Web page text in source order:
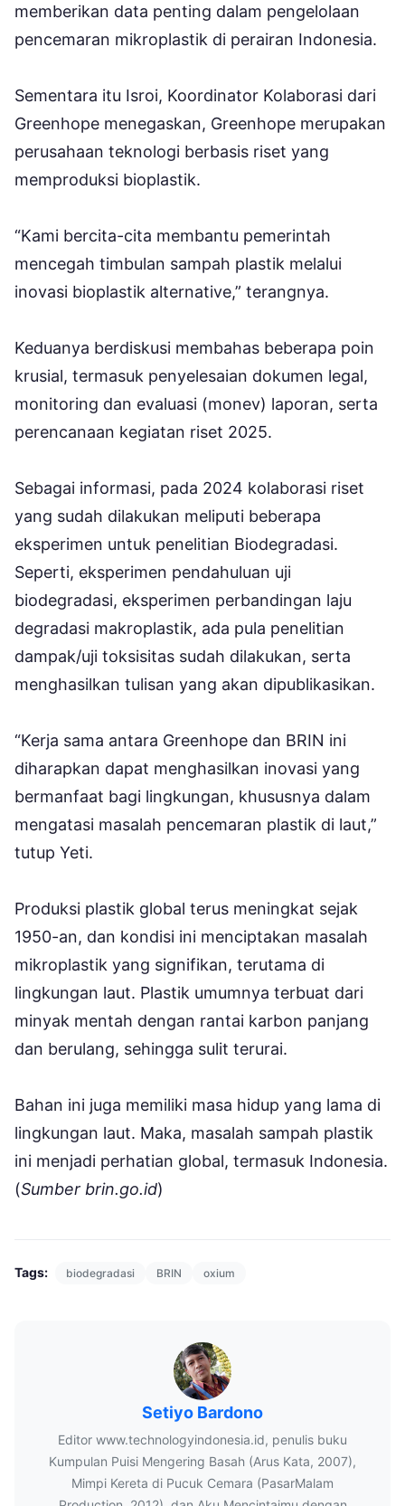
memberikan data penting dalam pengelolaan
pencemaran mikroplastik di perairan Indonesia.
Sementara itu Isroi, Koordinator Kolaborasi dari
Greenhope menegaskan, Greenhope merupakan
perusahaan teknologi berbasis riset yang
memproduksi bioplastik.
“Kami bercita-cita membantu pemerintah
mencegah timbulan sampah plastik melalui
inovasi bioplastik alternative,” terangnya.
Keduanya berdiskusi membahas beberapa poin
krusial, termasuk penyelesaian dokumen legal,
monitoring dan evaluasi (monev) laporan, serta
perencanaan kegiatan riset 2025.
Sebagai informasi, pada 2024 kolaborasi riset
yang sudah dilakukan meliputi beberapa
eksperimen untuk penelitian Biodegradasi.
Seperti, eksperimen pendahuluan uji
biodegradasi, eksperimen perbandingan laju
degradasi makroplastik, ada pula penelitian
dampak/uji toksisitas sudah dilakukan, serta
menghasilkan tulisan yang akan dipublikasikan.
“Kerja sama antara Greenhope dan BRIN ini
diharapkan dapat menghasilkan inovasi yang
bermanfaat bagi lingkungan, khususnya dalam
mengatasi masalah pencemaran plastik di laut,”
tutup Yeti.
Produksi plastik global terus meningkat sejak
1950-an, dan kondisi ini menciptakan masalah
mikroplastik yang signifikan, terutama di
lingkungan laut. Plastik umumnya terbuat dari
minyak mentah dengan rantai karbon panjang
dan berulang, sehingga sulit terurai.
Bahan ini juga memiliki masa hidup yang lama di
lingkungan laut. Maka, masalah sampah plastik
ini menjadi perhatian global, termasuk Indonesia.
(Sumber brin.go.id)
Tags: biodegradasi BRIN oxium
Setiyo Bardono
Editor www.technologyindonesia.id, penulis buku
Kumpulan Puisi Mengering Basah (Arus Kata, 2007),
Mimpi Kereta di Pucuk Cemara (PasarMalam